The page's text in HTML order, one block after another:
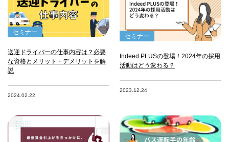
セミナー
送迎ドライバーの仕事内容は？必要
な資格とメリット・デメリットを解
説
2024.02.22
セミナー
Indeed PLUSの登場！2024年の採用
活動はどう変わる？
2023.12.24